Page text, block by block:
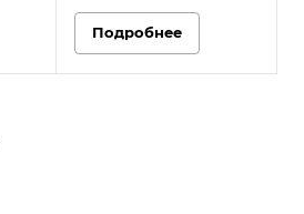
Подробнее